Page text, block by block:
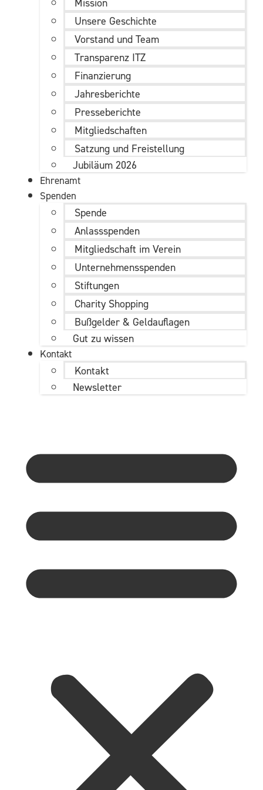
Mission
Unsere Geschichte
Vorstand und Team
Transparenz ITZ
Finanzierung
Jahresberichte
Presseberichte
Mitgliedschaften
Satzung und Freistellung
Jubiläum 2026
Ehrenamt
Spenden
Spende
Anlassspenden
Mitgliedschaft im Verein
Unternehmens­spenden
Stiftungen
Charity Shopping
Bußgelder & Geldauflagen
Gut zu wissen
Kontakt
Kontakt
Newsletter